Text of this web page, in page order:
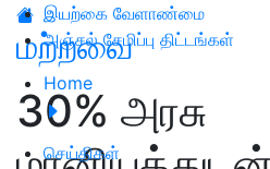
இயற்கை வேளாண்மை
அஞ்சல் சேமிப்பு திட்டங்கள்
Home
செய்திகள்
மற்றவை
30% அரசு